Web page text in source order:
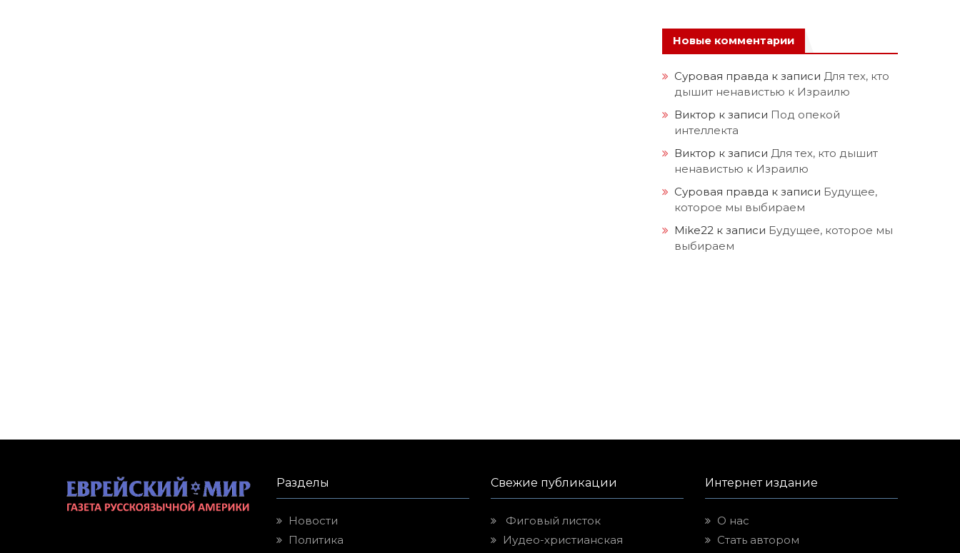
Новые комментарии
Суровая правда к записи Для тех, кто
дышит ненавистью к Израилю
Виктор к записи Под опекой
интеллекта
Виктор к записи Для тех, кто дышит
ненавистью к Израилю
Суровая правда к записи Будущее,
которое мы выбираем
Mike22 к записи Будущее, которое мы
выбираем
Разделы
Новости
Политика
Свежие публикации
Фиговый листок
Иудео-христианская
Интернет издание
О нас
Стать автором